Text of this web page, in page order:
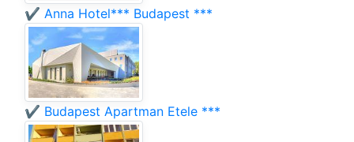
✔️ Anna Hotel*** Budapest ***
✔️ Budapest Apartman Etele ***